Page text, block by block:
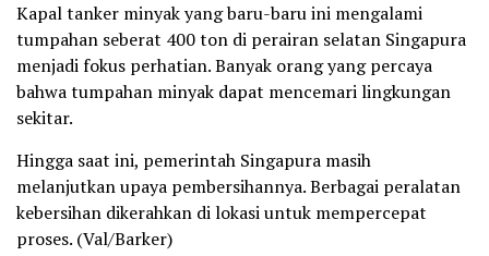
Kapal tanker minyak yang baru-baru ini mengalami
tumpahan seberat 400 ton di perairan selatan Singapura
menjadi fokus perhatian. Banyak orang yang percaya
bahwa tumpahan minyak dapat mencemari lingkungan
sekitar.
Hingga saat ini, pemerintah Singapura masih
melanjutkan upaya pembersihannya. Berbagai peralatan
kebersihan dikerahkan di lokasi untuk mempercepat
proses. (Val/Barker)